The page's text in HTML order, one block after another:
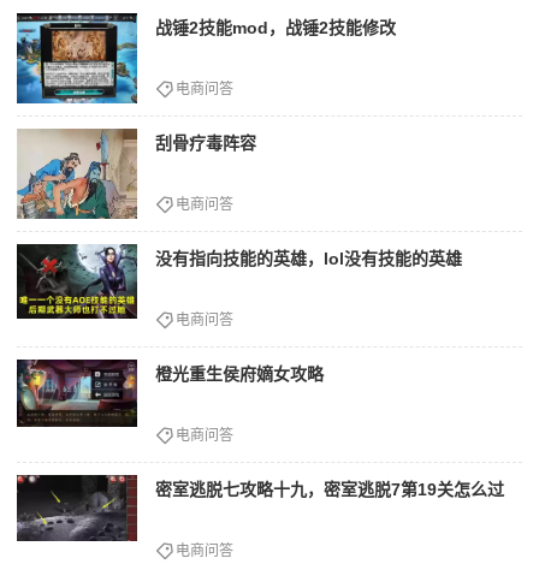
战锤2技能mod，战锤2技能修改
电商问答
刮骨疗毒阵容
电商问答
没有指向技能的英雄，lol没有技能的英雄
电商问答
橙光重生侯府嫡女攻略
电商问答
密室逃脱七攻略十九，密室逃脱7第19关怎么过
电商问答